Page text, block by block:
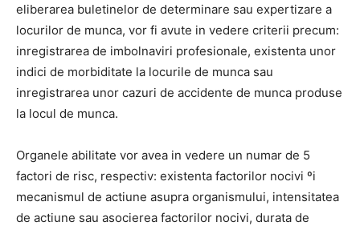
eliberarea buletinelor de determinare sau expertizare a
locurilor de munca, vor fi avute in vedere criterii precum:
inregistrarea de imbolnaviri profesionale, existenta unor
indici de morbiditate la locurile de munca sau
inregistrarea unor cazuri de accidente de munca produse
la locul de munca.
Organele abilitate vor avea in vedere un numar de 5
factori de risc, respectiv: existenta factorilor nocivi ºi
mecanismul de actiune asupra organismului, intensitatea
de actiune sau asocierea factorilor nocivi, durata de